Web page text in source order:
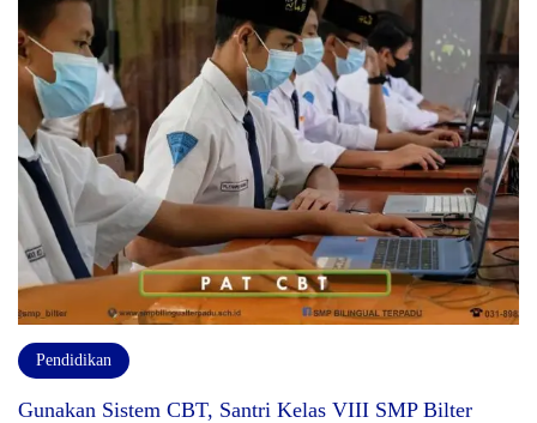
Pendidikan
Gunakan Sistem CBT, Santri Kelas VIII SMP Bilter